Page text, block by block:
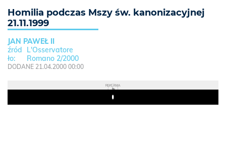
Homilia podczas Mszy św. kanonizacyjnej
21.11.1999
JAN PAWEŁ II
L'Osservatore
Romano 2/2000
DODANE 21.04.2000 00:00
REKLAMA
Play